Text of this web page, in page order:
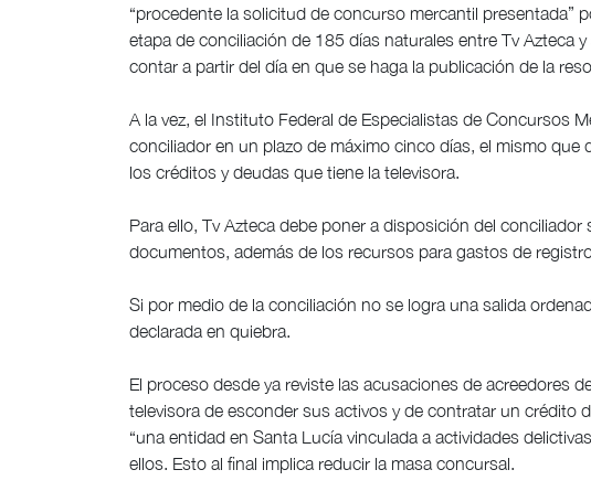
“procedente la solicitud de concurso mercantil presentada”
etapa de conciliación de 185 días naturales entre Tv Azteca
contar a partir del día en que se haga la publicación de la
A la vez, el Instituto Federal de Especialistas de Concursos
conciliador en un plazo de máximo cinco días, el mismo
los créditos y deudas que tiene la televisora.
Para ello, Tv Azteca debe poner a disposición del
documentos, además de los recursos para gastos de
Si por medio de la conciliación no se logra una salida
declarada en quiebra.
El proceso desde ya reviste las acusaciones de acreedores
televisora de esconder sus activos y de contratar un crédito
“una entidad en Santa Lucía vinculada a actividades
ellos. Esto al final implica reducir la masa concursal.